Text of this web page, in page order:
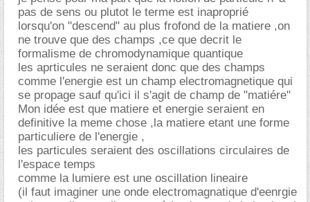
pas de sens ou plutot le terme est inaproprié
lorsqu'on "descend" au plus frofond de la matiere ,on
ne trouve que des champs ,ce que decrit le
formalisme de chromodynamique quantique
les aprticules ne seraient donc que des champs
comme l'energie est un champ electromagnetique qui
se propage sauf qu'ici il s'agit de champ de "matiére"
Mon idée est que matiere et energie seraient en
definitive la meme chose ,la matiere etant une forme
particuliere de l'energie ,
les particules seraient des oscillations circulaires de
l'espace temps
comme la lumiere est une oscillation lineaire
(il faut imaginer une onde electromagnatique d'eenrgie